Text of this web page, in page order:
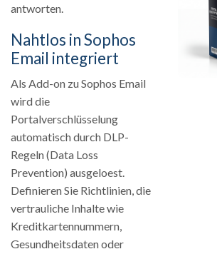
antworten.
Nahtlos in Sophos
Email integriert
Als Add-on zu Sophos Email
wird die
Portalverschlüsselung
automatisch durch DLP-
Regeln (Data Loss
Prevention) ausgeloest.
Definieren Sie Richtlinien, die
vertrauliche Inhalte wie
Kreditkartennummern,
Gesundheitsdaten oder